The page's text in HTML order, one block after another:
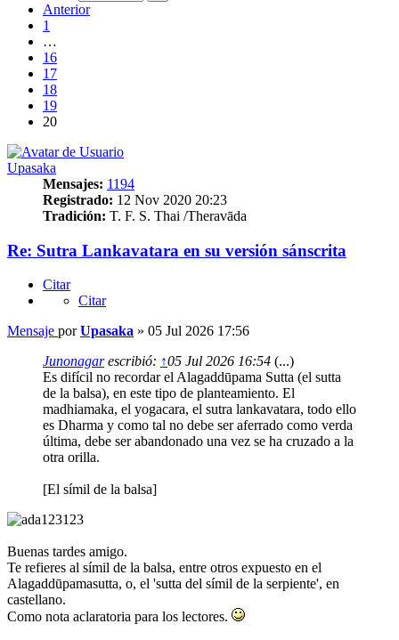
Anterior
1
…
16
17
18
19
20
Upasaka
Mensajes: 1194
Registrado: 12 Nov 2020 20:23
Tradición: T. F. S. Thai /Theravāda
Re: Sutra Lankavatara en su versión sánscrita
Citar
Citar
Mensaje porUpasaka » 05 Jul 2026 17:56
Junonagarescribió: ↑05 Jul 2026 16:54 (...)
Es difícil no recordar el Alagaddūpama Sutta (el sutta
de la balsa), en este tipo de planteamiento. El
madhiamaka, el yogacara, el sutra lankavatara, todo ello
es Dharma y como tal no debe ser aferrado como verda
última, debe ser abandonado una vez se ha cruzado a la
otra orilla.
[El símil de la balsa]
Buenas tardes amigo.
Te refieres al símil de la balsa, entre otros expuesto en el
Alagaddūpamasutta, o, el 'sutta del símil de la serpiente', en
castellano.
Como nota aclaratoria para los lectores.